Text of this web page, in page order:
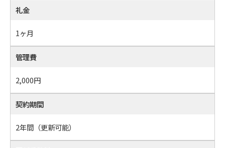
礼金
1ヶ月
管理費
2,000円
契約期間
2年間（更新可能）